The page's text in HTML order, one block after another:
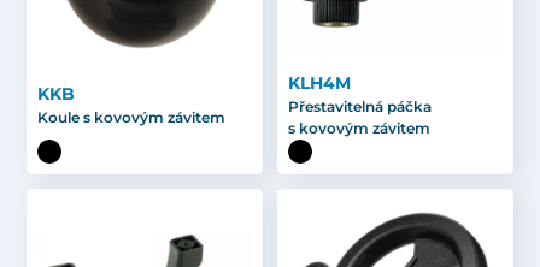
KKB
Koule s kovovým závitem
KLH4M
Přestavitelná páčka
s kovovým závitem